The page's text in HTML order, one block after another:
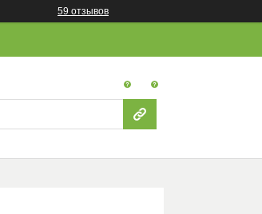
59 отзывов